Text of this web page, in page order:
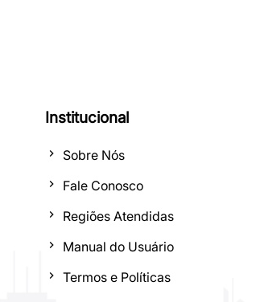
Institucional
Sobre Nós
Fale Conosco
Regiões Atendidas
Manual do Usuário
Termos e Políticas